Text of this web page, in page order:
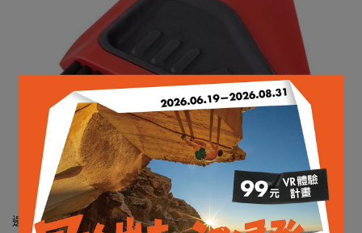
邊角可作洗鍋刮片使用